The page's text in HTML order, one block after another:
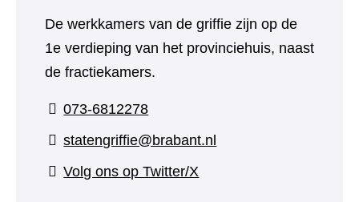
De werkkamers van de griffie zijn op de
1e verdieping van het provinciehuis, naast
de fractiekamers.
073-6812278
statengriffie@brabant.nl
Volg ons op Twitter/X